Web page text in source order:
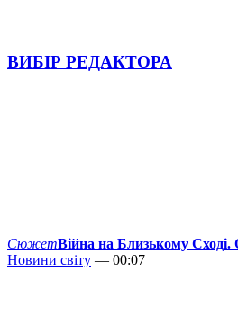
ВИБІР РЕДАКТОРА
СюжетВійна на Близькому
Новини світу — 00:07